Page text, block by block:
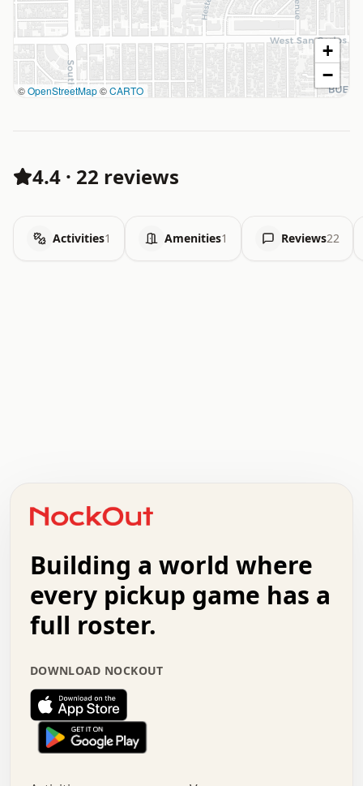
©OpenStreetMap©CARTO
+
−
4.4 · 22 reviews
Activities1 Amenities1 Reviews22
+   .   .   .   .   .   .   .   .   .   +   .   .
.   .   .   .   .   .   .   .   .   .   .   :   .
.   .   .   .   +   .   .   .   .   .   .   .   +
.   :   .   .   .   .   .   .   .   .   o   .   .
.   .   x   .   .   .   .   .   .   :   .   .   o
.   .   .   .   :   .   .   .   .   o   .   .   .
.   .   .   .   .   .   .   :   .   .   .   .   .
.   .   .   .   .   .   .   +   .   .   x   .   .
.   .   .   .   .   :   +   .   .   .   .   .   o
.   .   .   .   .   .   .   .   .   .   .   .   .
.   .   :   o   .   .   .   .   .   .   .   +   .
.   o   .   .   .   .   x   .   .   .   .   .   .
Building a world where
every pickup game has a
full roster.
DOWNLOAD NOCKOUT